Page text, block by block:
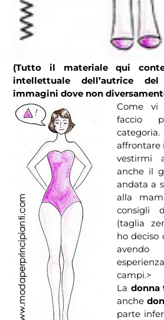
(Tutto il materiale qui
intellettuale dell’autrice
immagini dove non
Come vi
faccio
affrontare
vestirmi
anche il
andata a
alla
consigli
(taglia
ho deciso
avendo
campi.>
La donna
anche
parte